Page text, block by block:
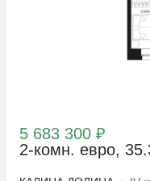
5 683 300 ₽
2-комн. евро,